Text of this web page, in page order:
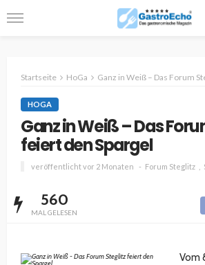
Startseite HoGa Ganz in Weiß – Das Forum
HOGA
Ganz in Weiß – Das
feiert den Spargel
veröffentlicht vor 2 Monaten Forum Steglitz
560
MAL GELESEN
Vom